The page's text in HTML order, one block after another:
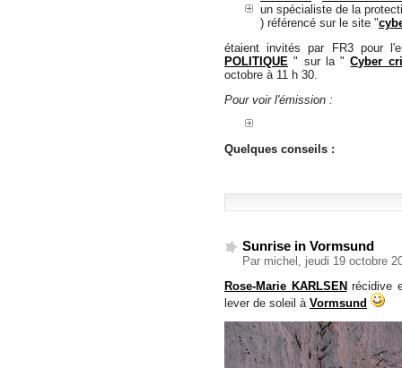
un spécialiste de la
) référencé sur le site "
étaient invités par FR3 pour
POLITIQUE " sur la "Cyber
octobre à 11 h 30.
Pour voir l'émission :
Quelques conseils :
Sunrise in Vormsund
Par michel, jeudi 19 octobre
Rose-Marie KARLSEN récidive
lever de soleil à Vormsund